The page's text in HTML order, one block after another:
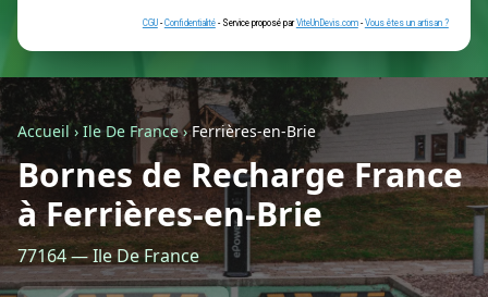
Je ne sais pas encore
Autre
Retour à la liste des métiers
CGU-Confidentialité- Service proposé parViteUnDevis.com-Vous
Accueil› Ile De France›Ferrières-en-Brie
Bornes de Recharge France
à Ferrières-en-Brie
77164 — Ile De France